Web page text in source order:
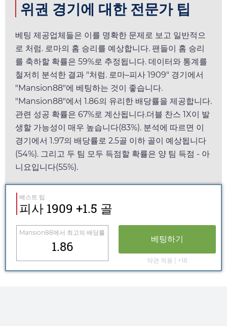
위권 경기에 대한 전문가 팁
베팅 제공업체들은 이를 명확한 문제로 보고 일반적으
로 처럼. 로마의 홈 승리를 예상합니다. 팬들이 홈 승리
를 축하할 확률은 59%로 추정됩니다. 데이터와 통계를
철저히 분석한 결과 "처럼. 로마–피사 1909" 경기에서
"Mansion88"에 베팅하는 것이 좋습니다.
"Mansion88"에서 1.86의 유리한 배당률을 제공합니다.
관련 성공 확률은 67%로 계산됩니다.더블 찬스 1X이 발
생할 가능성이 매우 높습니다(83%). 분석에 따르면 이
경기에서 1.97의 배당률로 2.5골 이하 골이 예상됩니다
(54%). 그리고 두 팀 모두 득점할 확률은 양 팀 득점 - 아
니요입니다(55%).
베스트 팁
피사 1909 +1.5 골
Mansion88에서 최고의 배당률
1.86 베팅하기
약관 적용 | +18